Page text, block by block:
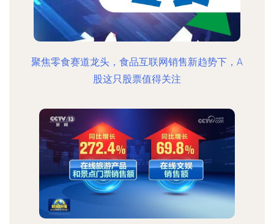
聚焦零食赛道龙头，食品互联网销售新趋势下，A
股这只股票值得关注